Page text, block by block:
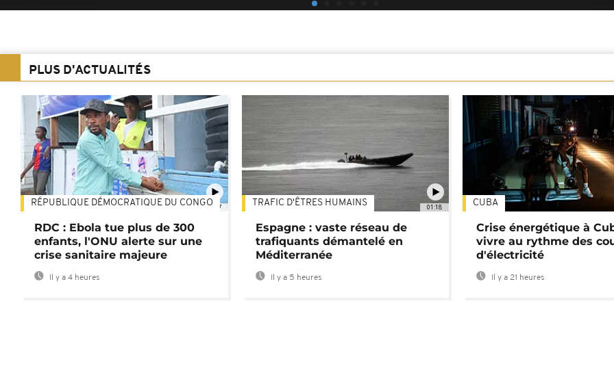
PLUS D'ACTUALITÉS
01:47
RÉPUBLIQUE DÉMOCRATIQUE DU CONGO
RDC : Ebola tue plus de 300
enfants, l'ONU alerte sur une
crise sanitaire majeure
Il y a 4 heures
01:18
TRAFIC D'ÊTRES HUMAINS
Espagne : vaste réseau de
trafiquants démantelé en
Méditerranée
Il y a 5 heures
CUBA
Crise énergétique à
vivre au rythme des
d'électricité
Il y a 21 heures